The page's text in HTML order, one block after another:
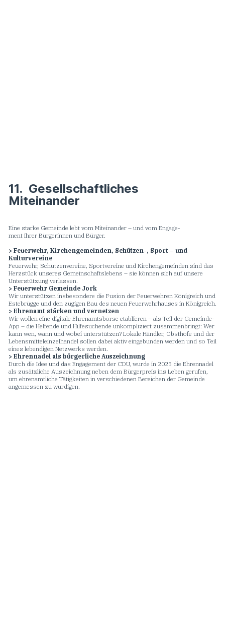
11. Gesellschaftliches
Miteinander
Eine starke Gemeinde lebt vom Miteinander – und vom Engage-
ment ihrer Bürgerinnen und Bürger.
> Feuerwehr, Kirchengemeinden, Schützen-, Sport – und
Kulturvereine
Feuerwehr, Schützenvereine, Sportvereine und Kirchengemeinden sind das
Herzstück unseres Gemeinschaftslebens – sie können sich auf unsere
Unterstützung verlassen.
> Feuerwehr Gemeinde Jork
Wir unterstützen insbesondere die Fusion der Feuerwehren Königreich und
Estebrügge und den zügigen Bau des neuen Feuerwehrhauses in Königreich.
> Ehrenamt stärken und vernetzen
Wir wollen eine digitale Ehrenamtsbörse etablieren – als Teil der Gemeinde-
App – die Helfende und Hilfesuchende unkompliziert zusammenbringt: Wer
kann wen, wann und wobei unterstützen? Lokale Händler, Obsthöfe und der
Lebensmitteleinzelhandel sollen dabei aktiv eingebunden werden und so Teil
eines lebendigen Netzwerks werden.
> Ehrennadel als bürgerliche Auszeichnung
Durch die Idee und das Engagement der CDU, wurde in 2025 die Ehrennadel
als zusätzliche Auszeichnung neben dem Bürgerpreis ins Leben gerufen,
um ehrenamtliche Tätigkeiten in verschiedenen Bereichen der Gemeinde
angemessen zu würdigen.